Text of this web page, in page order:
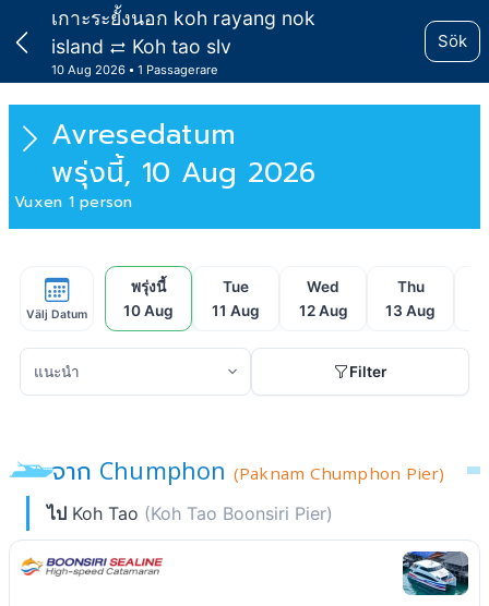
เกาะระยั้งนอก koh rayang nok
island
Koh tao slv
10 Aug 2026 1 Passagerare
Sök
Avresedatum
พรุ่งนี้, 10 Aug 2026
Vuxen 1 person
Välj Datum
พรุ่งนี้
10 Aug
Tue
11 Aug
Wed
12 Aug
Thu
13 Aug
Filter
จาก Chumphon (Paknam Chumphon Pier)
ไป Koh Tao (Koh Tao Boonsiri Pier)